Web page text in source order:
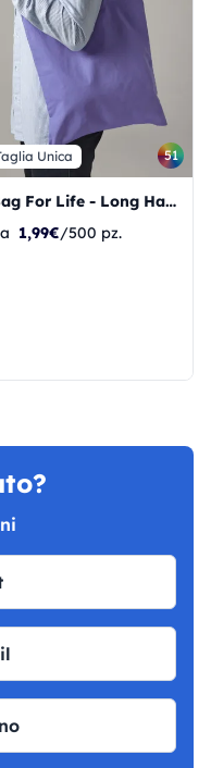
Unica 51
Bag For Life - Long Handles
1,99€/500 pz.